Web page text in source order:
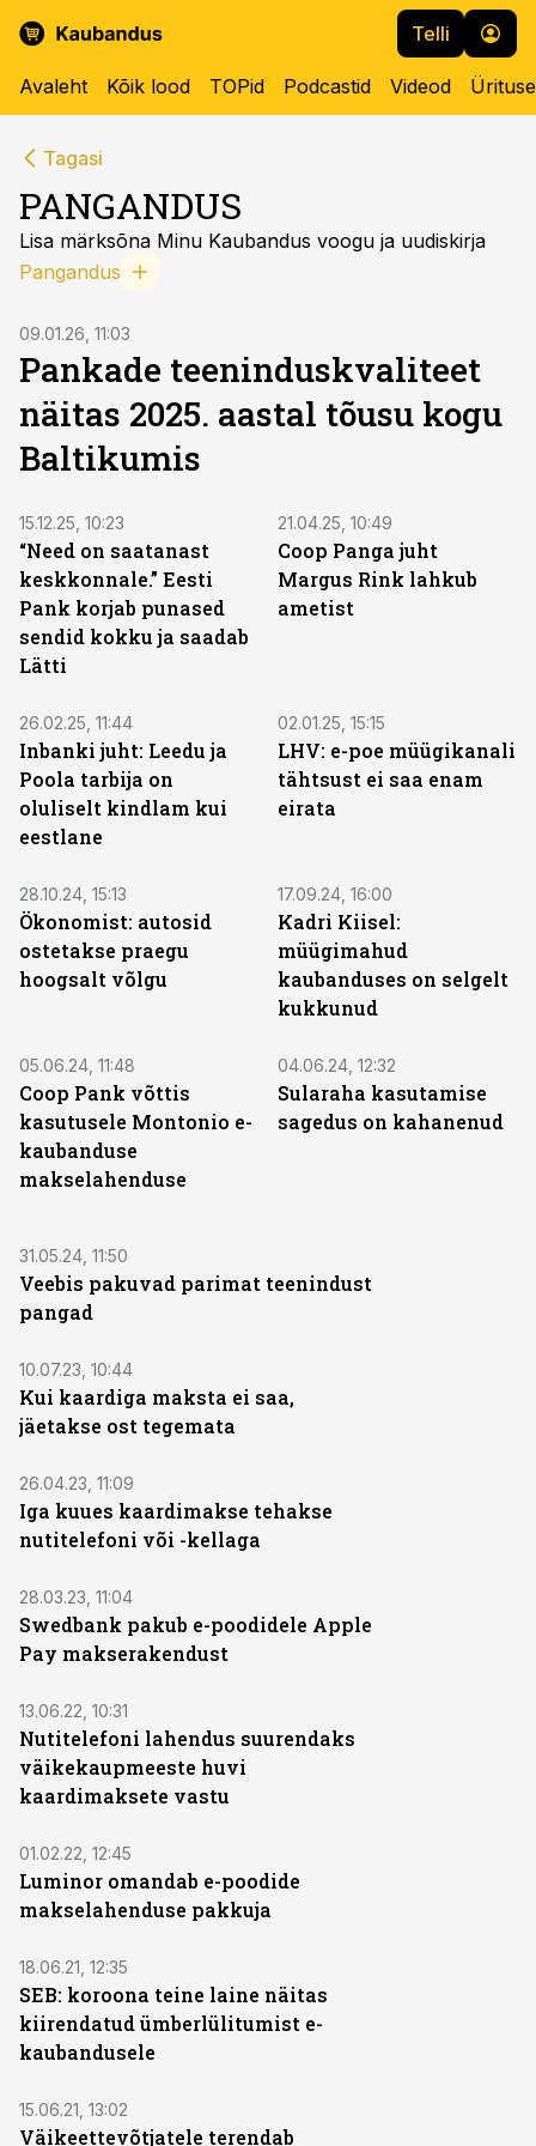
Telli
Avaleht Kõik lood TOPid Podcastid Videod
Tagasi
PANGANDUS
Lisa märksõna Minu Kaubandus voogu ja uudiskirja
Pangandus
09.01.26, 11:03
Pankade teeninduskvaliteet
näitas 2025. aastal tõusu kogu
Baltikumis
15.12.25, 10:23
“Need on saatanast
keskkonnale.” Eesti
Pank korjab punased
sendid kokku ja saadab
Lätti
21.04.25, 10:49
Coop Panga juht
Margus Rink lahkub
ametist
26.02.25, 11:44
Inbanki juht: Leedu ja
Poola tarbija on
oluliselt kindlam kui
eestlane
02.01.25, 15:15
LHV: e-poe müügikanali
tähtsust ei saa enam
eirata
28.10.24, 15:13
Ökonomist: autosid
ostetakse praegu
hoogsalt võlgu
17.09.24, 16:00
Kadri Kiisel:
müügimahud
kaubanduses on selgelt
kukkunud
05.06.24, 11:48
Coop Pank võttis
kasutusele Montonio e-
kaubanduse
makselahenduse
04.06.24, 12:32
Sularaha kasutamise
sagedus on kahanenud
31.05.24, 11:50
Veebis pakuvad parimat teenindust
pangad
10.07.23, 10:44
Kui kaardiga maksta ei saa,
jäetakse ost tegemata
26.04.23, 11:09
Iga kuues kaardimakse tehakse
nutitelefoni või -kellaga
28.03.23, 11:04
Swedbank pakub e-poodidele Apple
Pay makserakendust
13.06.22, 10:31
Nutitelefoni lahendus suurendaks
väikekaupmeeste huvi
kaardimaksete vastu
01.02.22, 12:45
Luminor omandab e-poodide
makselahenduse pakkuja
18.06.21, 12:35
SEB: koroona teine laine näitas
kiirendatud ümberlülitumist e-
kaubandusele
15.06.21, 13:02
Väikeettevõtjatele terendab